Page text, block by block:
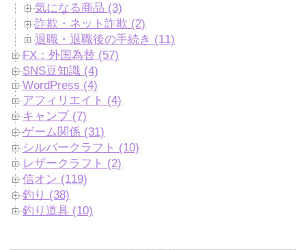
気になる商品 (3)
詐欺・ネット詐欺 (2)
退職・退職後の手続き (11)
FX：外国為替 (57)
SNS豆知識 (4)
WordPress (4)
アフィリエイト (4)
キャンプ (7)
ゲーム関係 (31)
シルバークラフト (10)
レザークラフト (2)
信オン (119)
釣り (38)
釣り道具 (10)